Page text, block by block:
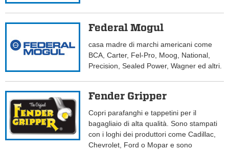
Federal Mogul
casa madre di marchi americani come
BCA, Carter, Fel-Pro, Moog, National,
Precision, Sealed Power, Wagner ed altri.
Fender Gripper
Copri parafanghi e tappetini per il
bagagliaio di alta qualità. Sono stampati
con i loghi dei produttori come Cadillac,
Chevrolet, Ford o Mopar e sono